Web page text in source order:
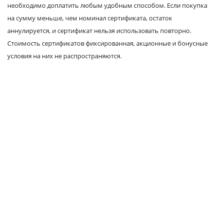
необходимо доплатить любым удобным способом. Если покупка
на сумму меньше, чем номинал сертификата, остаток
аннулируется, и сертификат нельзя использовать повторно.
Стоимость сертификатов фиксированная, акционные и бонусные
условия на них не распространяются.